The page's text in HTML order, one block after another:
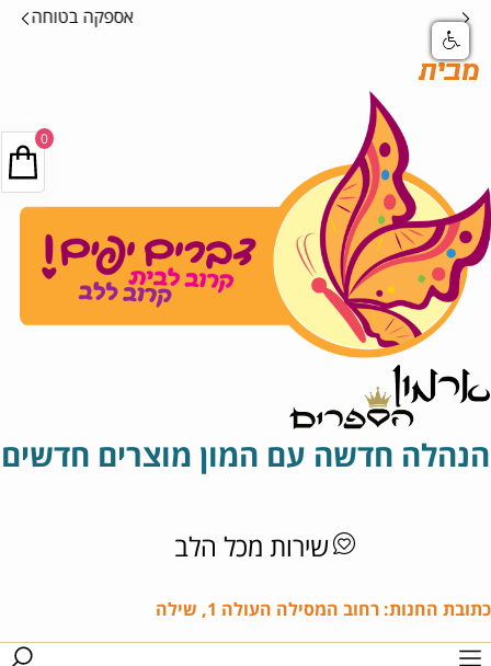
מבית
הנהלה חדשה עם המון מוצרים חדשים
שירות מכל הלב
כתובת החנות: רחוב המסילה העולה 1, שילה
0